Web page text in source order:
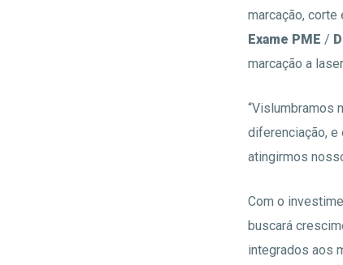
marcação, corte
Exame PME /
marcação a
“Vislumbramos
diferenciação, e
atingirmos
Com o
buscará
integrados aos